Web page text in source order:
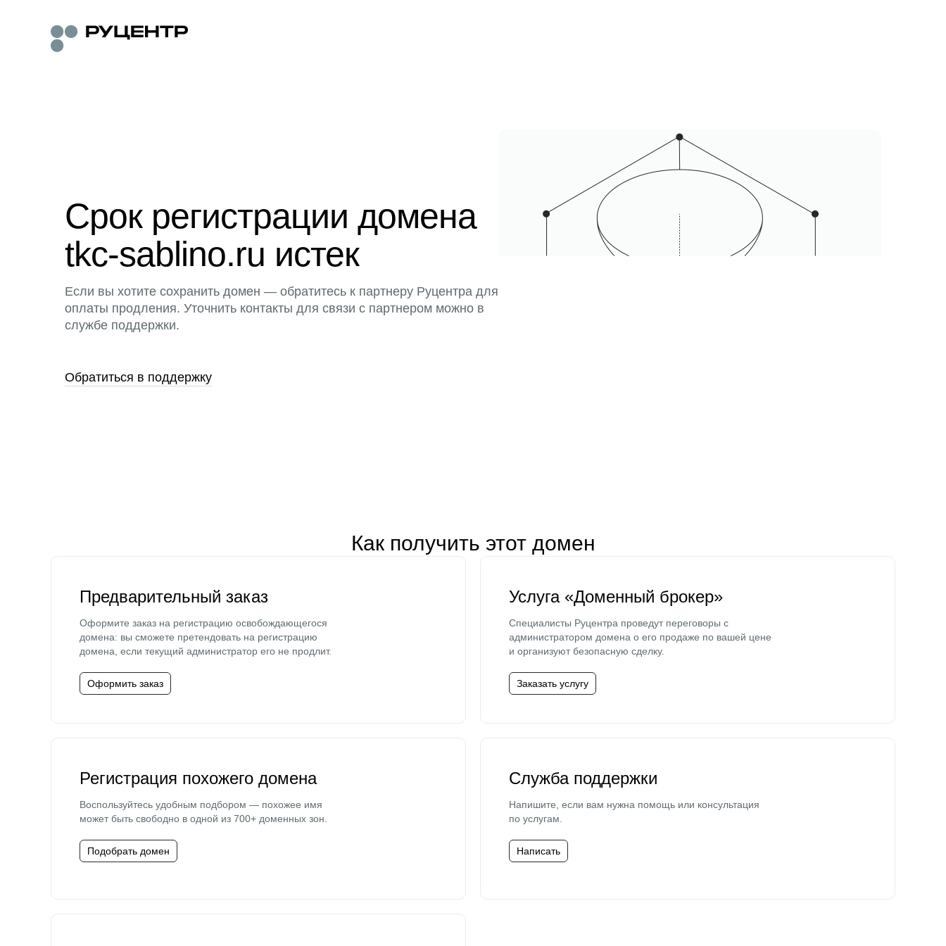
Срок регистрации домена
tkc-sablino.ru истек
Если вы хотите сохранить домен — обратитесь к партнеру Руцентра для
оплаты продления. Уточнить контакты для связи с партнером можно в
службе поддержки.
Обратиться в поддержку
Как получить этот домен
Предварительный заказ
Оформите заказ на регистрацию освобождающегося
домена: вы сможете претендовать на регистрацию
домена, если текущий администратор его не продлит.
Оформить заказ
Услуга «Доменный брокер»
Специалисты Руцентра проведут переговоры с
администратором домена о его продаже по вашей цене
и организуют безопасную сделку.
Заказать услугу
Регистрация похожего домена
Воспользуйтесь удобным подбором — похожее имя
может быть свободно в одной из 700+ доменных зон.
Подобрать домен
Служба поддержки
Напишите, если вам нужна помощь или консультация
по услугам.
Написать